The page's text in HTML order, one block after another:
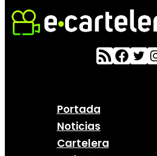
Portada
Noticias
Cartelera